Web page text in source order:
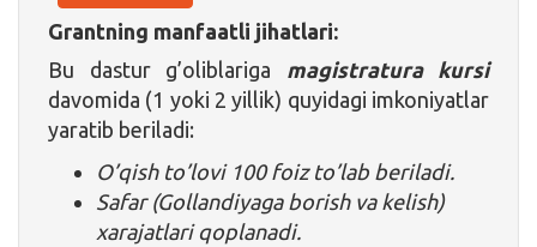
Grantning manfaatli jihatlari:
Bu dastur g’oliblariga
magistratura kursi
davomida (1 yoki 2 yillik) quyidagi imkoniyatlar
yaratib beriladi:
O’qish to’lovi 100 foiz to’lab beriladi.
Safar (Gollandiyaga borish va kelish)
xarajatlari qoplanadi.